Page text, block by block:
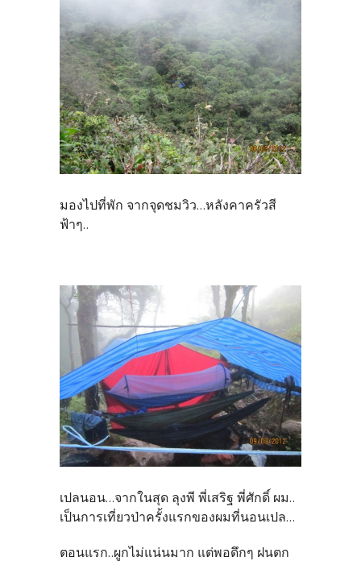
มองไปที่พัก จากจุดชมวิว...หลังคาครัวสี
ฟ้าๆ..
เปลนอน...จากในสุด ลุงพี พี่เสริฐ พี่ศักดิ์ ผม..
เป็นการเที่ยวป่าครั้งแรกของผมที่นอนเปล...
ตอนแรก..ผูกไม่แน่นมาก แต่พอดึกๆ ฝนตก